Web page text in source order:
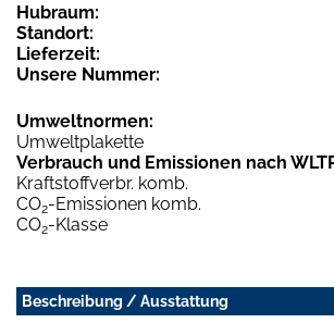
Hubraum:
Standort:
Lieferzeit:
Unsere Nummer:
Umweltnormen:
Umweltplakette
Verbrauch und Emissionen nach
Kraftstoffverbr. komb.
CO2-Emissionen komb.
CO2-Klasse
Beschreibung / Ausstattung